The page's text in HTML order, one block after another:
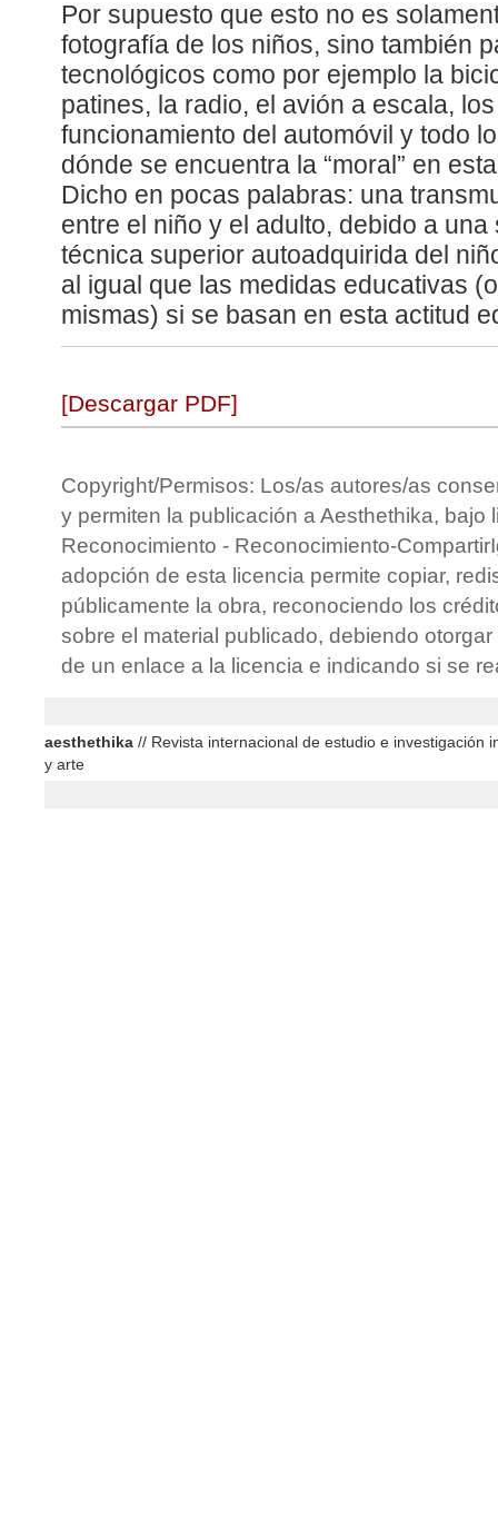
Por supuesto que esto no es
fotografía de los niños, sino también
tecnológicos como por ejemplo la
patines, la radio, el avión a escala,
funcionamiento del automóvil y todo
dónde se encuentra la “moral” en
Dicho en pocas palabras: una
entre el niño y el adulto, debido a
técnica superior autoadquirida del
al igual que las medidas educativas
mismas) si se basan en esta actitud
[Descargar PDF]
Copyright/Permisos: Los/as autores/as
y permiten la publicación a Aesthethika, bajo
Reconocimiento - Reconocimiento-
adopción de esta licencia permite copiar,
públicamente la obra, reconociendo los
sobre el material publicado, debiendo
de un enlace a la licencia e indicando si se
aesthethika // Revista internacional de estudio e investigación
y arte